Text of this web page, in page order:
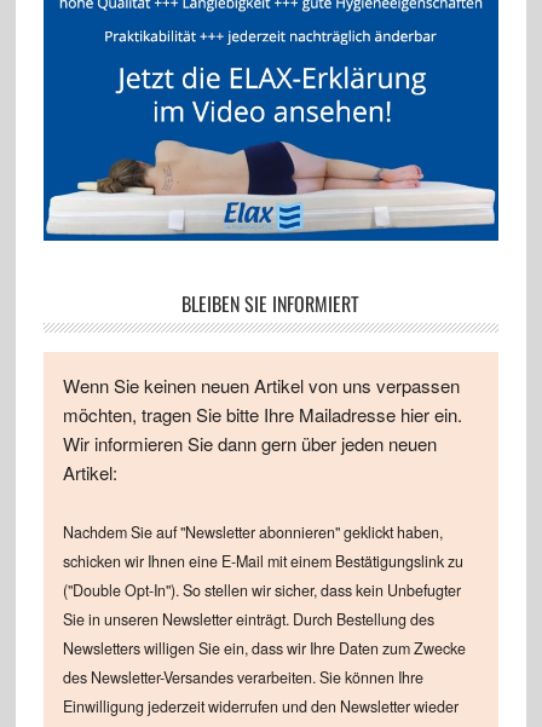
BLEIBEN SIE INFORMIERT
Wenn Sie keinen neuen Artikel von uns verpassen
möchten, tragen Sie bitte Ihre Mailadresse hier ein.
Wir informieren Sie dann gern über jeden neuen
Artikel:
Nachdem Sie auf "Newsletter abonnieren" geklickt haben,
schicken wir Ihnen eine E-Mail mit einem Bestätigungslink zu
("Double Opt-In"). So stellen wir sicher, dass kein Unbefugter
Sie in unseren Newsletter einträgt. Durch Bestellung des
Newsletters willigen Sie ein, dass wir Ihre Daten zum Zwecke
des Newsletter-Versandes verarbeiten. Sie können Ihre
Einwilligung jederzeit widerrufen und den Newsletter wieder